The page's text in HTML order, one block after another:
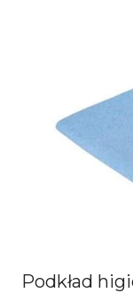
Podkład